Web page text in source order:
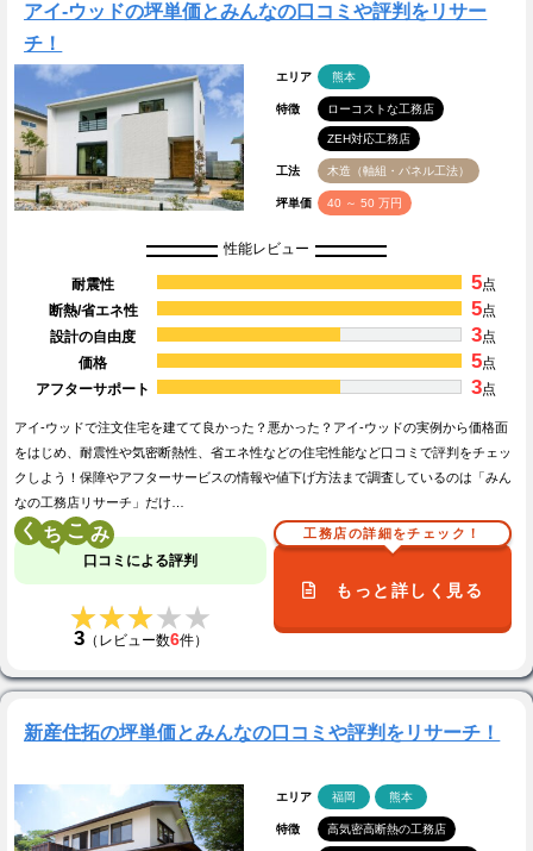
アイ-ウッドの坪単価とみんなの口コミや評判をリサー
チ！
エリア 熊本
特徴 ローコストな工務店
ZEH対応工務店
工法 木造（軸組・パネル工法）
坪単価 40 ～ 50 万円
性能レビュー
耐震性 5点
断熱/省エネ性
5点
設計の自由度
3点
価格
5点
アフターサポート
3点
アイ-ウッドで注文住宅を建てて良かった？悪かった？アイ-ウッドの実例から価格面
をはじめ、耐震性や気密断熱性、省エネ性などの住宅性能など口コミで評判をチェッ
クしよう！保障やアフターサービスの情報や値下げ方法まで調査しているのは「みん
なの工務店リサーチ」だけ…
く こ
口コミによる評判
★★★★★
★★★★★
3（レビュー数6件）
工務店の詳細をチェック！
もっと詳しく見る
新産住拓の坪単価とみんなの口コミや評判をリサーチ！
エリア 福岡 熊本
特徴 高気密高断熱の工務店